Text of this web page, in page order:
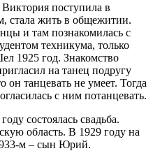
поступила в
стала жить в общежитии.
и там познакомилась с
техникума, только
1925 год. Знакомство
на танец подругу
он танцевать не умеет. Тогда
с ним потанцевать.
состоялась свадьба.
область. В 1929 году на
м – сын Юрий.